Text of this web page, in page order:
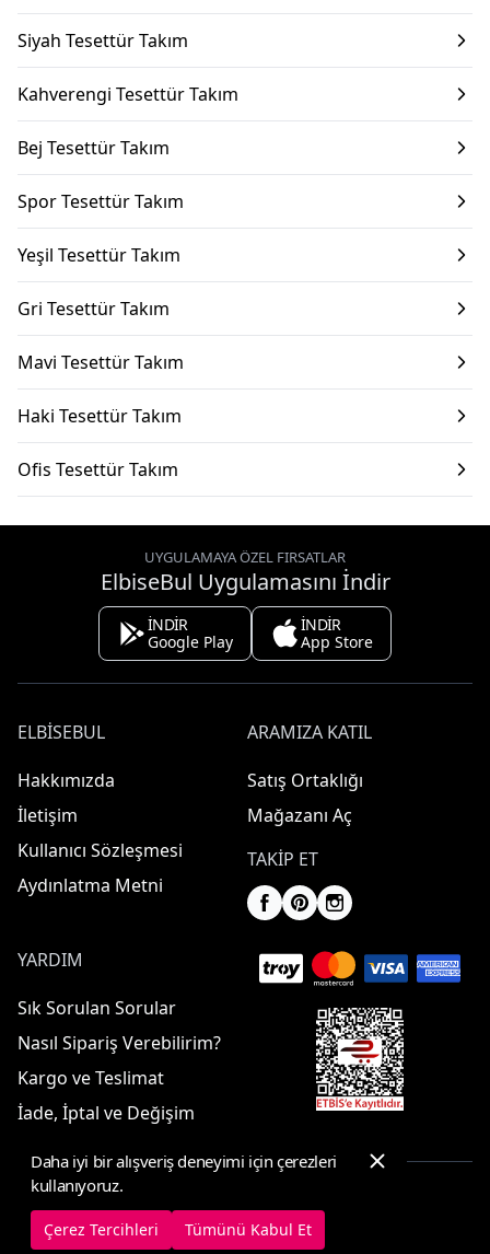
Siyah Tesettür Takım
Kahverengi Tesettür Takım
Bej Tesettür Takım
Spor Tesettür Takım
Yeşil Tesettür Takım
Gri Tesettür Takım
Mavi Tesettür Takım
Haki Tesettür Takım
Ofis Tesettür Takım
UYGULAMAYA ÖZEL FIRSATLAR
ElbiseBul Uygulamasını İndir
İNDİR
Google Play
İNDİR
App Store
ELBISEBUL
Hakkımızda
İletişim
Kullanıcı Sözleşmesi
Aydınlatma Metni
ARAMIZA KATIL
Satış Ortaklığı
Mağazanı Aç
TAKIP ET
YARDIM
Sık Sorulan Sorular
Nasıl Sipariş Verebilirim?
Kargo ve Teslimat
İade, İptal ve Değişim
© 2025 ElbiseBul -Her Hakkı Saklıdır
Daha iyi bir alışveriş deneyimi için çerezleri
kullanıyoruz.
Çerez Tercihleri Tümünü Kabul Et